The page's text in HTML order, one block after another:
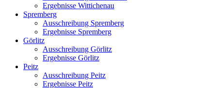
Ergebnisse Wittichenau
Spremberg
Ausschreibung Spremberg
Ergebnisse Spremberg
Görlitz
Ausschreibung Görlitz
Ergebnisse Görlitz
Peitz
Ausschreibung Peitz
Ergebnisse Peitz